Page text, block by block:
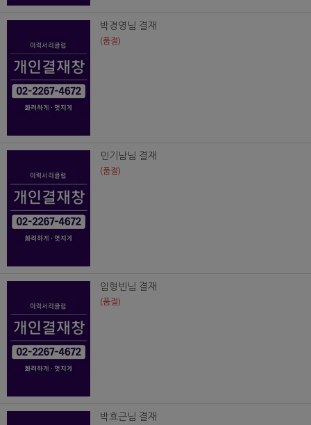
박경영님 결재
(품절)
민기남님 결재
(품절)
임형빈님 결재
(품절)
박효근님 결재